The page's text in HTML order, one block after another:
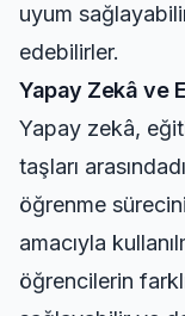
uyum
edebilirler.
Yapay Zekâ ve
Yapay zekâ,
taşları
öğrenme
amacıyla
öğrencilerin